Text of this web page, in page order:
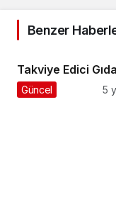
Benzer
Takviye Edici
Güncel 5